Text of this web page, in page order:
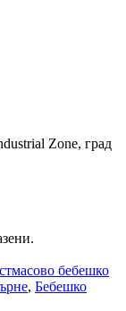
Zone, град
бебешко
, Бебешко